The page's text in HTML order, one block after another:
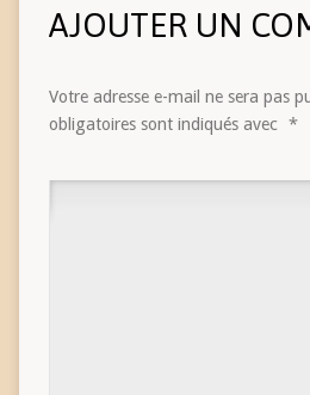
AJOUTER UN
Votre adresse e-mail ne sera pas
obligatoires sont indiqués avec *